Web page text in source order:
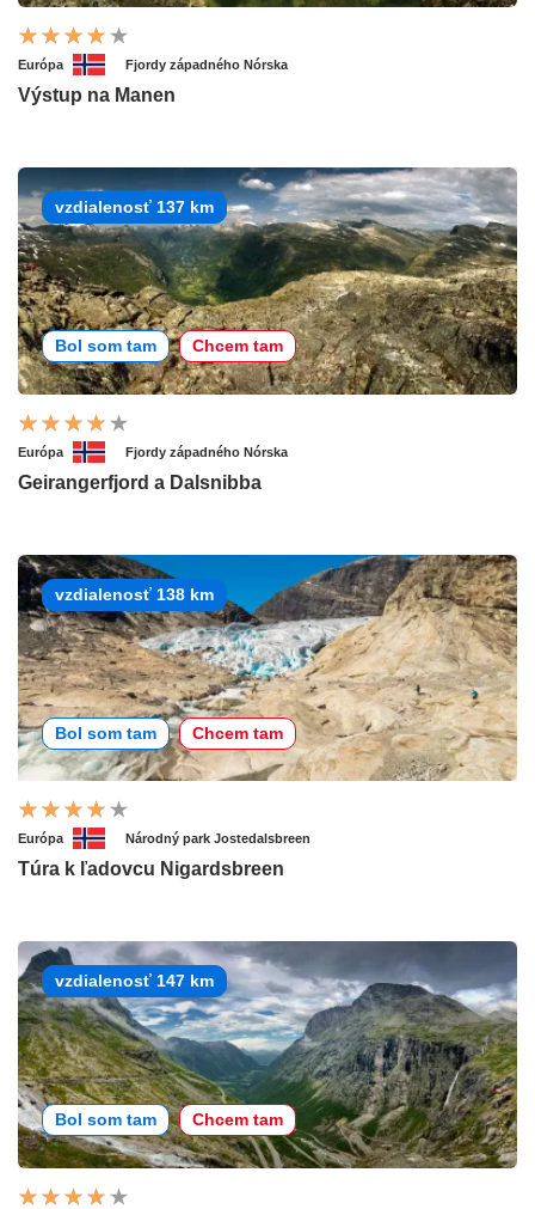
Európa Fjordy západného Nórska
Výstup na Manen
vzdialenosť 137 km
Bol som tam Chcem tam
Európa Fjordy západného Nórska
Geirangerfjord a Dalsnibba
vzdialenosť 138 km
Bol som tam Chcem tam
Európa Národný park Jostedalsbreen
Túra k ľadovcu Nigardsbreen
vzdialenosť 147 km
Bol som tam Chcem tam